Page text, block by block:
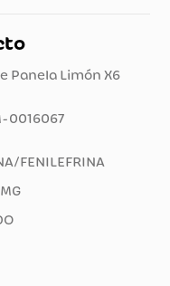
Panela Limón X6
0016067
FENILEFRINA